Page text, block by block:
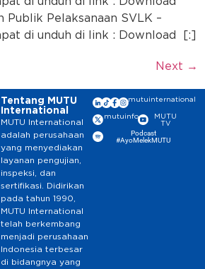
Publik Pelaksanaan SVLK –
di unduh di link : Download [:]
Next →
Tentang MUTU
International
MUTU International
adalah perusahaan
yang menyediakan
layanan pengujian,
inspeksi, dan
sertifikasi. Didirikan
pada tahun 1990,
MUTU International
telah berkembang
menjadi perusahaan
Indonesia terbesar
di bidangnya yang
mutuinternational
mutuinfo
MUTU
TV
Podcast
#AyoMelekMUTU